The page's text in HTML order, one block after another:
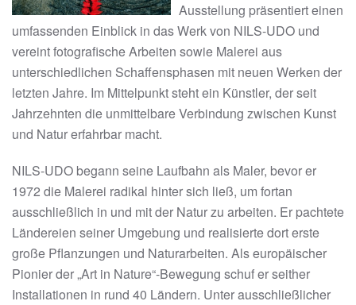
Ausstellung präsentiert einen
umfassenden Einblick in das Werk von NILS-UDO und
vereint fotografische Arbeiten sowie Malerei aus
unterschiedlichen Schaffensphasen mit neuen Werken der
letzten Jahre. Im Mittelpunkt steht ein Künstler, der seit
Jahrzehnten die unmittelbare Verbindung zwischen Kunst
und Natur erfahrbar macht.
NILS-UDO begann seine Laufbahn als Maler, bevor er
1972 die Malerei radikal hinter sich ließ, um fortan
ausschließlich in und mit der Natur zu arbeiten. Er pachtete
Ländereien seiner Umgebung und realisierte dort erste
große Pflanzungen und Naturarbeiten. Als europäischer
Pionier der „Art in Nature“-Bewegung schuf er seither
Installationen in rund 40 Ländern. Unter ausschließlicher